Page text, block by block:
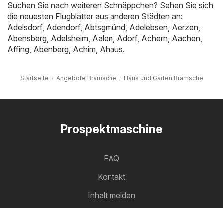
Suchen Sie nach weiteren Schnäppchen? Sehen Sie sich
die neuesten Flugblätter aus anderen Städten an:
Adelsdorf, Adendorf, Abtsgmünd, Adelebsen, Aerzen,
Abensberg, Adelsheim, Aalen, Adorf, Achern, Aachen,
Affing, Abenberg, Achim, Ahaus.
Startseite Angebote Bramsche Haus und Garten Bramsche
Prospektmaschine
FAQ
Kontakt
Inhalt melden